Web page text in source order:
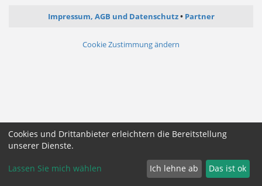
Impressum, AGB und Datenschutz Partner
Cookie Zustimmung ändern
Cookies und Drittanbieter erleichtern die Bereitstellung
unserer Dienste.
Lassen Sie mich wählen Ich lehne ab Das ist ok